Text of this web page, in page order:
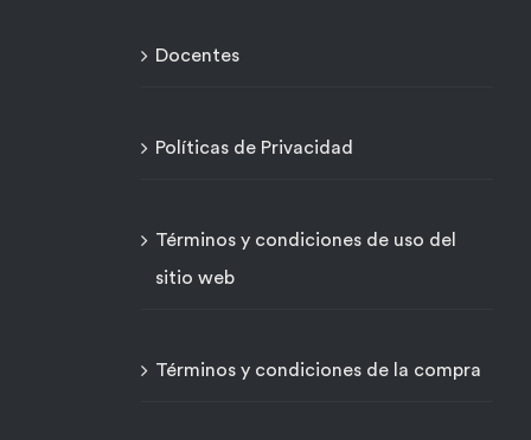
Docentes
Políticas de Privacidad
Términos y condiciones de uso del
sitio web
Términos y condiciones de la compra